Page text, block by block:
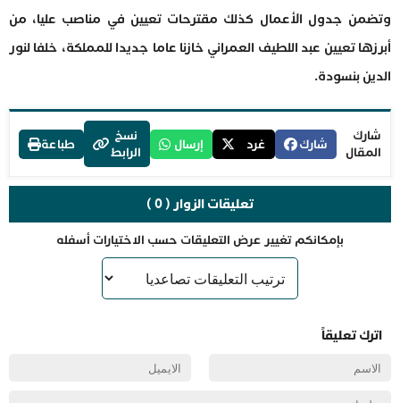
وتضمن جدول الأعمال كذلك مقترحات تعيين في مناصب عليا، من
أبرزها تعيين عبد اللطيف العمراني خازنا عاما جديدا للمملكة، خلفا لنور
الدين بنسودة.
شارك
المقال
شارك غرد إرسال
نسخ
الرابط
طباعة
تعليقات الزوار ( 0 )
بإمكانكم تغيير عرض التعليقات حسب الاختيارات أسفله
اترك تعليقاً